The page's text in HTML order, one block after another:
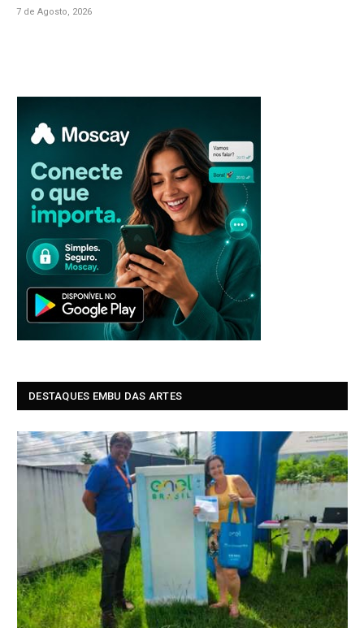
7 de Agosto, 2026
DESTAQUES EMBU DAS ARTES